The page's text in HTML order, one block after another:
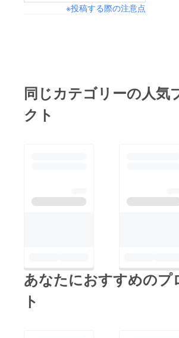
よろしくお願いしま
※投稿する際の注意点
同じカテゴリーの人気
クト
あなたにおすすめのプ
ト